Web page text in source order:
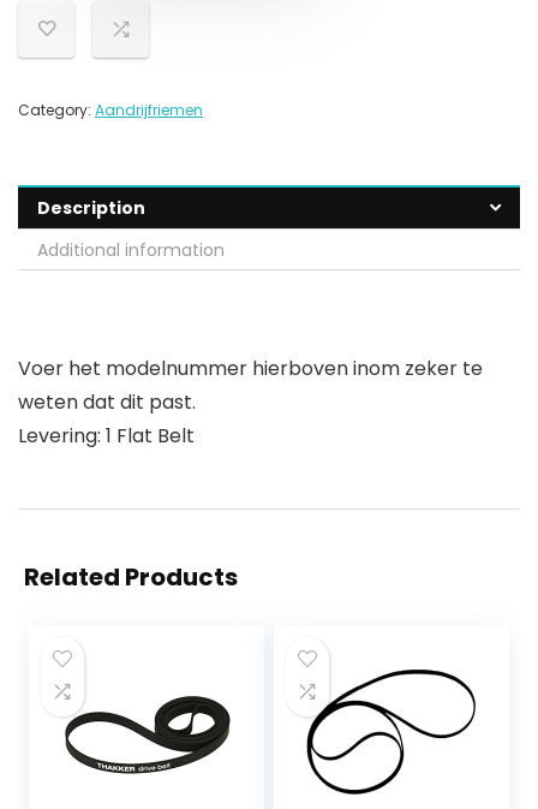
Category: Aandrijfriemen
Description
Additional information
Voer het modelnummer hierboven inom zeker te
weten dat dit past.
Levering: 1 Flat Belt
Related Products